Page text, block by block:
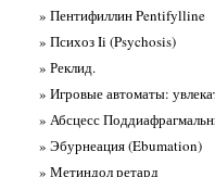
» Пентифиллин Pentifylline
» Психоз Ii (Psychosis)
» Реклид.
» Игровые автоматы:
» Абсцесс
» Эбурнеация (Ebumation)
» Метиндол ретард